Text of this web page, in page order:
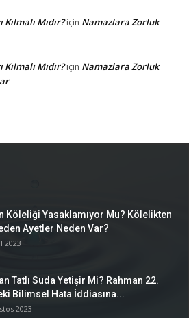
Mıdır?için Namazlara Zorluk
Mıdır?için Namazlara Zorluk
Köleliği Yasaklamıyor Mu? Kölelikten
Ayetler Neden Var?
2023
Tatlı Suda Yetişir Mi? Rahman 22.
Bilimsel Hata İddiasına...
2023